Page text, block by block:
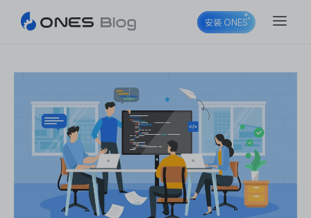
ONES Project
ONES Wiki
安装 ONES